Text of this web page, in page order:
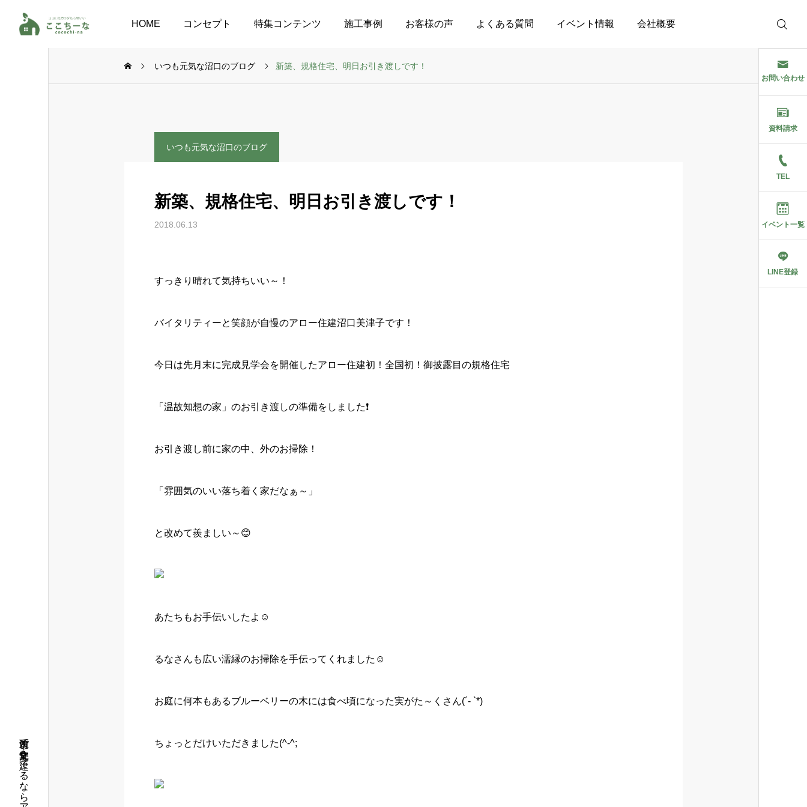
HOME コンセプト 特集コンテンツ 施工事例 お客様の声 よくある質問 イベント情報 会社概要
筑西市で注文住宅を建てるならアロー住建
お問い合わせ
資料請求
TEL
イベント一覧
LINE登録
いつも元気な沼口のブログ 新築、規格住宅、明日お引き渡しです！
いつも元気な沼口のブログ
新築、規格住宅、明日お引き渡しです！
2018.06.13
すっきり晴れて気持ちいい～！
バイタリティーと笑顔が自慢のアロー住建沼口美津子です！
今日は先月末に完成見学会を開催したアロー住建初！全国初！御披露目の規格住宅
「温故知想の家」のお引き渡しの準備をしました❗️
お引き渡し前に家の中、外のお掃除！
「雰囲気のいい落ち着く家だなぁ～」
と改めて羨ましい～😊
あたちもお手伝いしたよ☺️
るなさんも広い濡縁のお掃除を手伝ってくれました☺️
お庭に何本もあるブルーベリーの木には食べ頃になった実がた～くさん(´- `*)
ちょっとだけいただきました(^-^;